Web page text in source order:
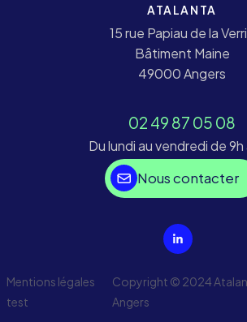
ATALANTA
15 rue Papiau de la
Bâtiment Maine
49000 Angers
02 49 87 05 08
Du lundi au vendredi de 9h
Nous contacter
Mentions légales
test
Copyright © 2024
Angers